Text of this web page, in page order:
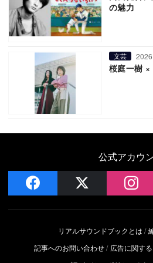
の魅力
文芸
桜庭一樹 ×
公式アカウ
facebook
リアルサウンドブックとは
記事へのお問い合わせ
広告に関す